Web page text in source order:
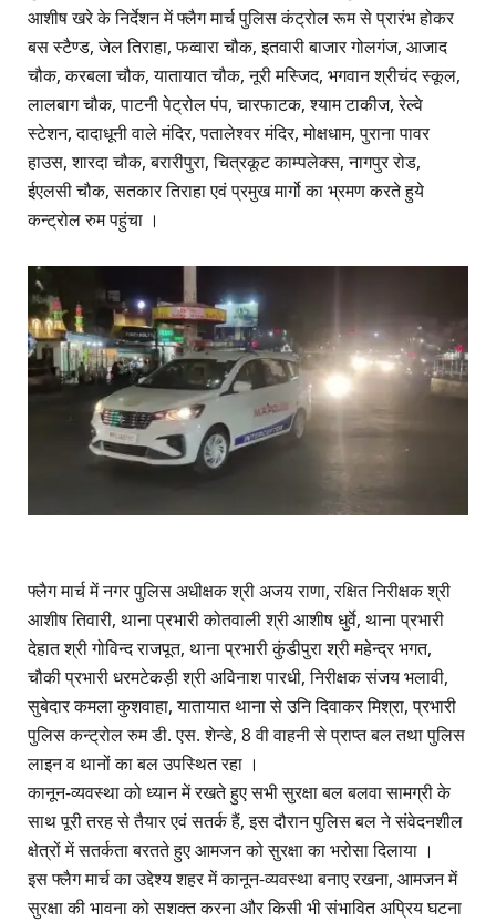
आशीषखरेकेनिर्देशनमें फ्लैग मार्च पुलिस कंट्रोल रूम से प्रारंभ होकर
बस स्टैण्ड, जेल तिराहा, फव्वारा चौक, इतवारी बाजार गोलगंज, आजाद
चौक, करबला चौक, यातायात चौक, नूरी मस्जिद, भगवान श्रीचंद स्कूल,
लालबाग चौक, पाटनी पेट्रोल पंप, चारफाटक, श्याम टाकीज, रेल्वे
स्टेशन, दादाधूनी वाले मंदिर, पतालेश्वर मंदिर, मोक्षधाम, पुराना पावर
हाउस, शारदा चौक, बरारीपुरा, चित्रकूट काम्पलेक्स, नागपुर रोड,
ईएलसी चौक, सतकार तिराहा एवं प्रमुख मार्गो का भ्रमण करते हुये
कन्ट्रोल रुम पहुंचा ।
फ्लैग मार्च में नगर पुलिस अधीक्षक श्री अजय राणा, रक्षित निरीक्षक श्री
आशीष तिवारी, थाना प्रभारी कोतवाली श्री आशीष धुर्वे, थाना प्रभारी
देहात श्री गोविन्‍द राजपूत, थाना प्रभारी कुंडीपुरा श्री महेन्द्र भगत,
चौकी प्रभारी धरमटेकड़ी श्री अविनाश पारधी, निरीक्षक संजय भलावी,
सुबेदार कमला कुशवाहा, यातायात थाना से उनि दिवाकर मिश्रा, प्रभारी
पुलिस कन्ट्रोल रुम डी. एस. शेन्डे, 8 वी वाहनी से प्राप्त बल तथा पुलिस
लाइन व थानों का बल उपस्थित रहा ।
कानून-व्यवस्था को ध्यान में रखते हुए सभी सुरक्षा बल बलवा सामग्री के
साथ पूरी तरह से तैयार एवं सतर्क हैं, इस दौरान पुलिस बल ने संवेदनशील
क्षेत्रों में सतर्कता बरतते हुए आमजन को सुरक्षा का भरोसा दिलाया ।
इस फ्लैग मार्च का उद्देश्य शहर में कानून-व्यवस्था बनाए रखना, आमजन में
सुरक्षा की भावना को सशक्त करना और किसी भी संभावित अप्रिय घटना